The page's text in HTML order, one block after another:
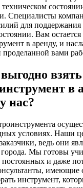
Специалисты
для поддержания
Вам остается
в аренду, и
проделанной вами
взять
в
нас?
условиях. Наши
ведь они
Мы готовы
постоянных и даже
имеющие
инструмент,